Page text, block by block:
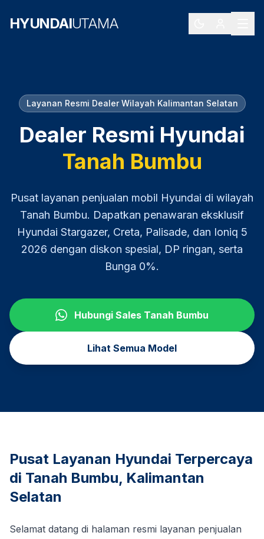
HYUNDAIUTAMA
Layanan Resmi Dealer Wilayah Kalimantan Selatan
Dealer Resmi Hyundai
Tanah Bumbu
Pusat layanan penjualan mobil Hyundai di wilayah
Tanah Bumbu. Dapatkan penawaran eksklusif
Hyundai Stargazer, Creta, Palisade, dan Ioniq 5
2026 dengan diskon spesial, DP ringan, serta
Bunga 0%.
Hubungi Sales Tanah Bumbu
Lihat Semua Model
Pusat Layanan Hyundai Terpercaya
di Tanah Bumbu, Kalimantan
Selatan
Selamat datang di halaman resmi layanan penjualan